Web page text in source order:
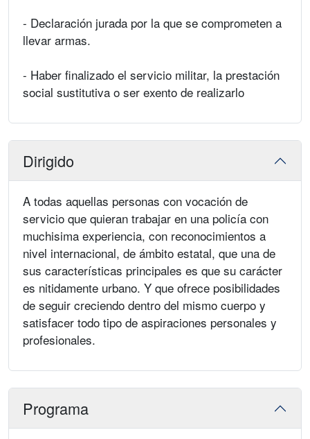
- Declaración jurada por la que se comprometen a
llevar armas.
- Haber finalizado el servicio militar, la prestación
social sustitutiva o ser exento de realizarlo
Dirigido
A todas aquellas personas con vocación de
servicio que quieran trabajar en una policía con
muchisima experiencia, con reconocimientos a
nivel internacional, de ámbito estatal, que una de
sus características principales es que su carácter
es nitidamente urbano. Y que ofrece posibilidades
de seguir creciendo dentro del mismo cuerpo y
satisfacer todo tipo de aspiraciones personales y
profesionales.
Programa